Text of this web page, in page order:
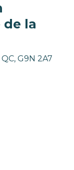
la
G9N 2A7